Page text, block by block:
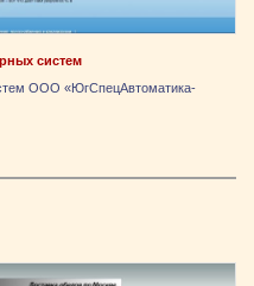
систем
ООО «ЮгСпецАвтоматика-